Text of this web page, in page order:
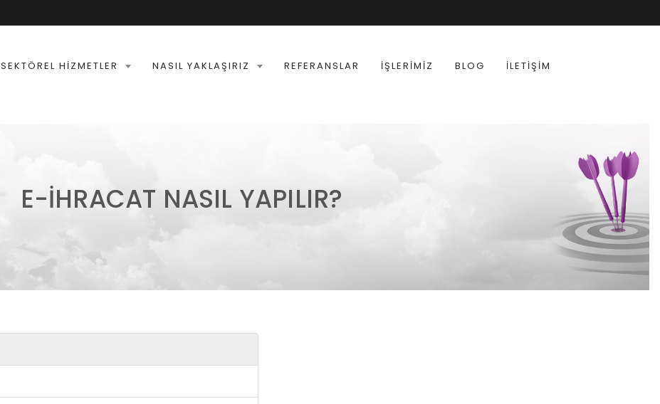
SEKTÖREL HIZMETLER NASIL YAKLAŞIRIZ REFERANSLAR İŞLERIMIZ BLOG İLETIŞIM
E-İHRACAT NASIL YAPILIR?